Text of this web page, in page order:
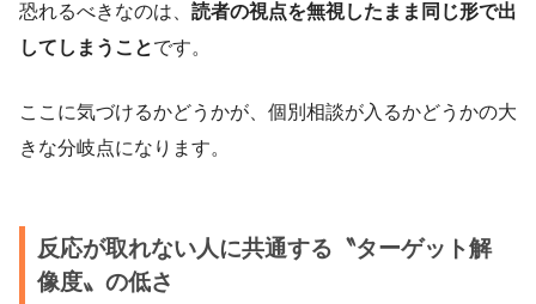
恐れるべきなのは、 読者の視点を無視したまま同じ形で出
してしまうことです。
ここに気づけるかどうかが、個別相談が入るかどうかの大
きな分岐点になります。
反応が取れない人に共通する〝ターゲット解
像度〟の低さ